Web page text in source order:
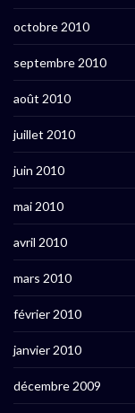
octobre 2010
septembre 2010
août 2010
juillet 2010
juin 2010
mai 2010
avril 2010
mars 2010
février 2010
janvier 2010
décembre 2009